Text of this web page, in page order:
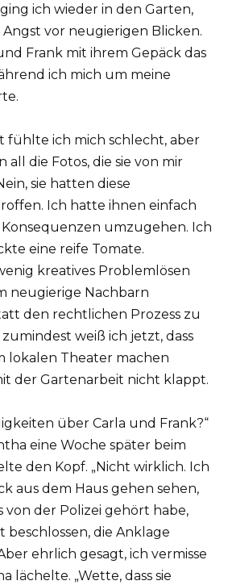
ich wieder in den Garten,
vor neugierigen Blicken.
Frank mit ihrem Gepäck das
ich mich um meine
fühlte ich mich schlecht, aber
all die Fotos, die sie von mir
sie hatten diese
Ich hatte ihnen einfach
umzugehen. Ich
eine reife Tomate.
kreatives Problemlösen
neugierige Nachbarn
den rechtlichen Prozess zu
weiß ich jetzt, dass
lokalen Theater machen
der Gartenarbeit nicht klappt.
über Carla und Frank?“
eine Woche später beim
den Kopf. „Nicht wirklich. Ich
aus dem Haus gehen sehen,
von der Polizei gehört habe,
beschlossen, die Anklage
ehrlich gesagt, ich vermisse
lächelte. „Wette, dass sie